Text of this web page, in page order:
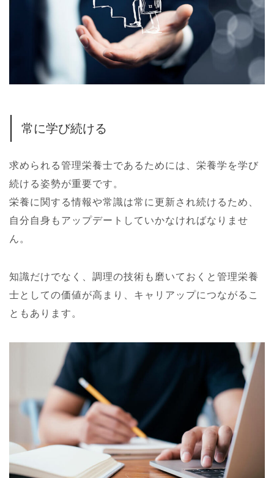
常に学び続ける
求められる管理栄養士であるためには、栄養学を学び
続ける姿勢が重要です。
栄養に関する情報や常識は常に更新され続けるため、
自分自身もアップデートしていかなければなりませ
ん。
知識だけでなく、調理の技術も磨いておくと管理栄養
士としての価値が高まり、キャリアップにつながるこ
ともあります。